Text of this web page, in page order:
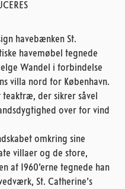
havebænken St.
havemøbel tegnede
Wandel i forbindelse
villa nord for København.
der sikrer såvel
over for vind
omkring sine
villaer og de store,
af 1960’erne tegnede han
St. Catherine’s